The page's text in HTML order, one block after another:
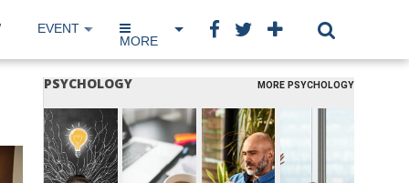
EVENT IP NETWORK
BOOK
MORE
PSYCHOLOGY MORE PSYCHOLOGY
READ
MORE
READ
MORE
READ
MORE
MORE